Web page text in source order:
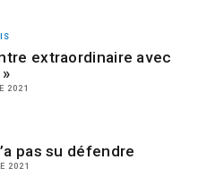
extraordinaire avec
2021
pas su défendre
2021